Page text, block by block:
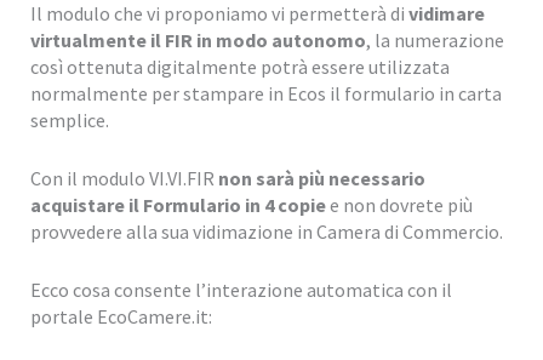
Il modulo che vi proponiamo vi permetterà di vidimare
virtualmente il FIR in modo autonomo, la numerazione
così ottenuta digitalmente potrà essere utilizzata
normalmente per stampare in Ecos il formulario in carta
semplice.
Con il modulo VI.VI.FIR non sarà più necessario
acquistare il Formulario in 4 copiee non dovrete più
provvedere alla sua vidimazione in Camera di Commercio.
Ecco cosa consente l’interazione automatica con il
portale EcoCamere.it: